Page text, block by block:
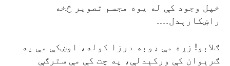
خپل وجود کې له يوه مجسم تصوير څخه
راښکارېدل….
ګلابو! زړه مې ډوبه درزا کوله، اوښکې مې په
ګرېوان کې ورکېدلې، په چت کې مې سترګې